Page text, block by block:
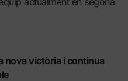
nova victòria i continua